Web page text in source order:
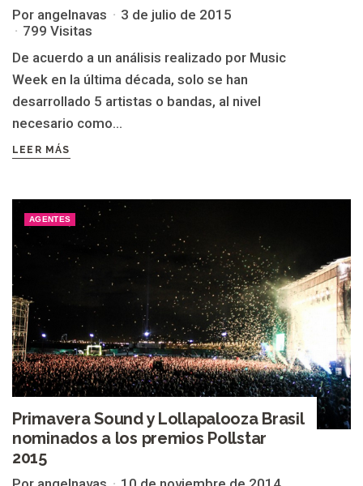
Por angelnavas
3 de julio de 2015
799 Visitas
De acuerdo a un análisis realizado por Music
Week en la última década, solo se han
desarrollado 5 artistas o bandas, al nivel
necesario como...
LEER MÁS
AGENTES
Primavera Sound y Lollapalooza Brasil
nominados a los premios Pollstar
2015